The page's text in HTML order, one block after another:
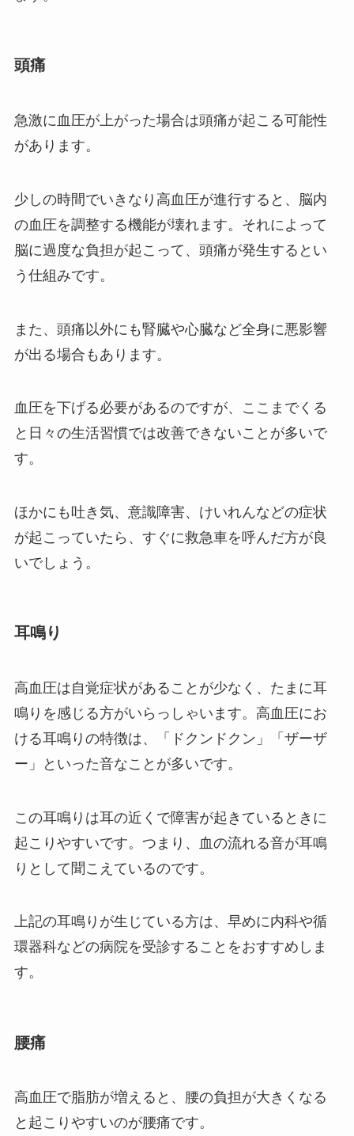
頭痛
急激に血圧が上がった場合は頭痛が起こる可能性
があります。
少しの時間でいきなり高血圧が進行すると、脳内
の血圧を調整する機能が壊れます。それによって
脳に過度な負担が起こって、頭痛が発生するとい
う仕組みです。
また、頭痛以外にも腎臓や心臓など全身に悪影響
が出る場合もあります。
血圧を下げる必要があるのですが、ここまでくる
と日々の生活習慣では改善できないことが多いで
す。
ほかにも吐き気、意識障害、けいれんなどの症状
が起こっていたら、すぐに救急車を呼んだ方が良
いでしょう。
耳鳴り
高血圧は自覚症状があることが少なく、たまに耳
鳴りを感じる方がいらっしゃいます。高血圧にお
ける耳鳴りの特徴は、「ドクンドクン」「ザーザ
ー」といった音なことが多いです。
この耳鳴りは耳の近くで障害が起きているときに
起こりやすいです。つまり、血の流れる音が耳鳴
りとして聞こえているのです。
上記の耳鳴りが生じている方は、早めに内科や循
環器科などの病院を受診することをおすすめしま
す。
腰痛
高血圧で脂肪が増えると、腰の負担が大きくなる
と起こりやすいのが腰痛です。